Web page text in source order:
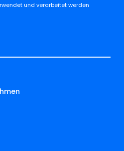
und verarbeitet werden